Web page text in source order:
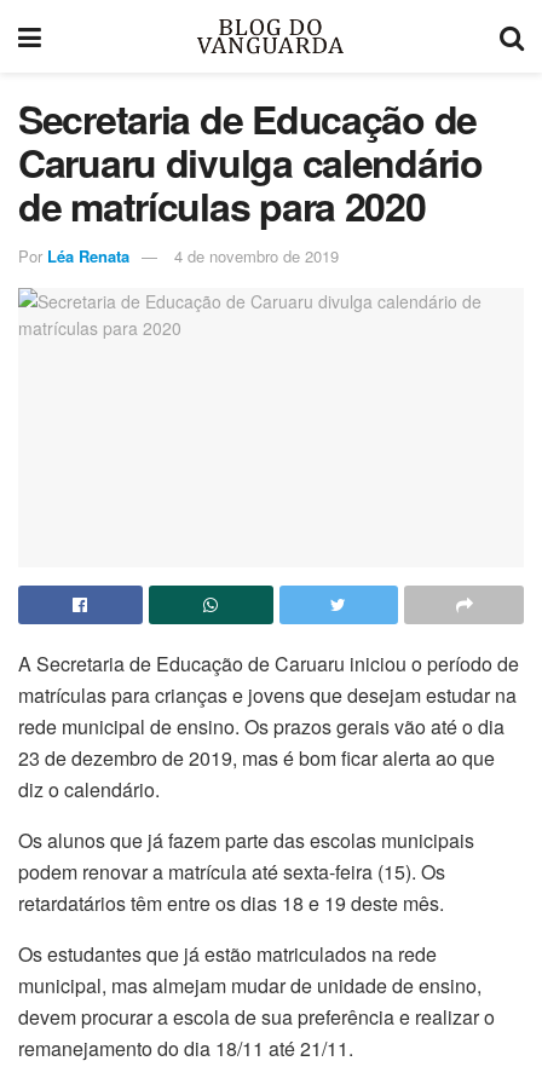
Secretaria de Educação de
Caruaru divulga calendário
de matrículas para 2020
Por Léa Renata 4 de novembro de 2019
A Secretaria de Educação de Caruaru iniciou o período de
matrículas para crianças e jovens que desejam estudar na
rede municipal de ensino. Os prazos gerais vão até o dia
23 de dezembro de 2019, mas é bom ficar alerta ao que
diz o calendário.
Os alunos que já fazem parte das escolas municipais
podem renovar a matrícula até sexta-feira (15). Os
retardatários têm entre os dias 18 e 19 deste mês.
Os estudantes que já estão matriculados na rede
municipal, mas almejam mudar de unidade de ensino,
devem procurar a escola de sua preferência e realizar o
remanejamento do dia 18/11 até 21/11.